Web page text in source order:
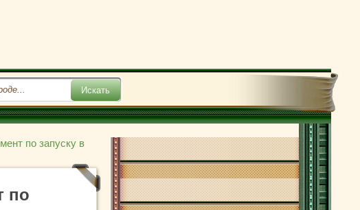
по запуску в
по